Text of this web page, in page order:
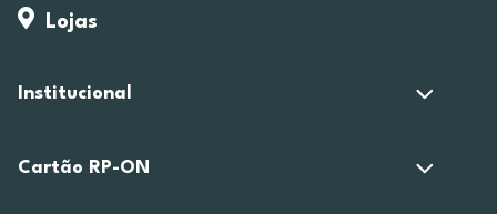
Lojas
Institucional
Cartão RP-ON